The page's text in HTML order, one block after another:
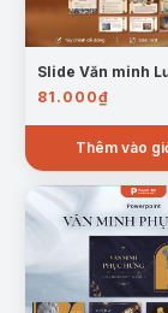
Mẫu
IV. Đông
tộc:Khái
dân, sự
Slide Văn minh
81.000₫
Thêm vào